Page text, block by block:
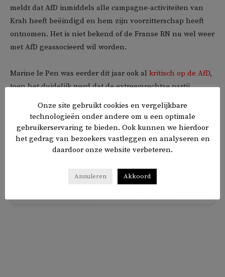
meldt dat AfD inmiddels alle campagne-activiteiten van
Krah heeft beëindigd en hem zijn voorzitterschap heeft
ontnomen. Het is niet bekend of de Franse RN nu wel weer
met AfD geassocieerd wil worden.
Marine le Pen was eerder dit jaar ook al kritisch op de AfD,
toen het duidelijk werd dat de extreemrechtse partij
met een migratieachtergrond. Toen kwam het niet tot een
breuk.
EU Frankrijk
in
Onze site gebruikt cookies en vergelijkbare
technologieën onder andere om u een optimale
gebruikerservaring te bieden. Ook kunnen we hierdoor
het gedrag van bezoekers vastleggen en analyseren en
daardoor onze website verbeteren.
Annuleren Akkoord